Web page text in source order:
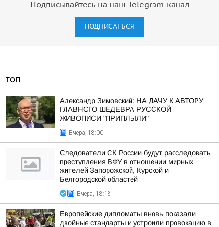
Подписывайтесь на наш Telegram-канал
ПОДПИСАТЬСЯ
ТОП
Александр Зимовский: НА ДАЧУ К АВТОРУ
ГЛАВНОГО ШЕДЕВРА РУССКОЙ
ЖИВОПИСИ "ПРИПЛЫЛИ"
Вчера, 18:00
Следователи СК России будут расследовать
преступления ВФУ в отношении мирных
жителей Запорожской, Курской и
Белгородской областей
Вчера, 18:18
Европейские дипломаты вновь показали
двойные стандарты и устроили провокацию в